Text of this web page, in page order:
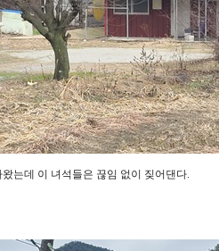
는데 이 녀석들은 끊임 없이 짖어댄다.